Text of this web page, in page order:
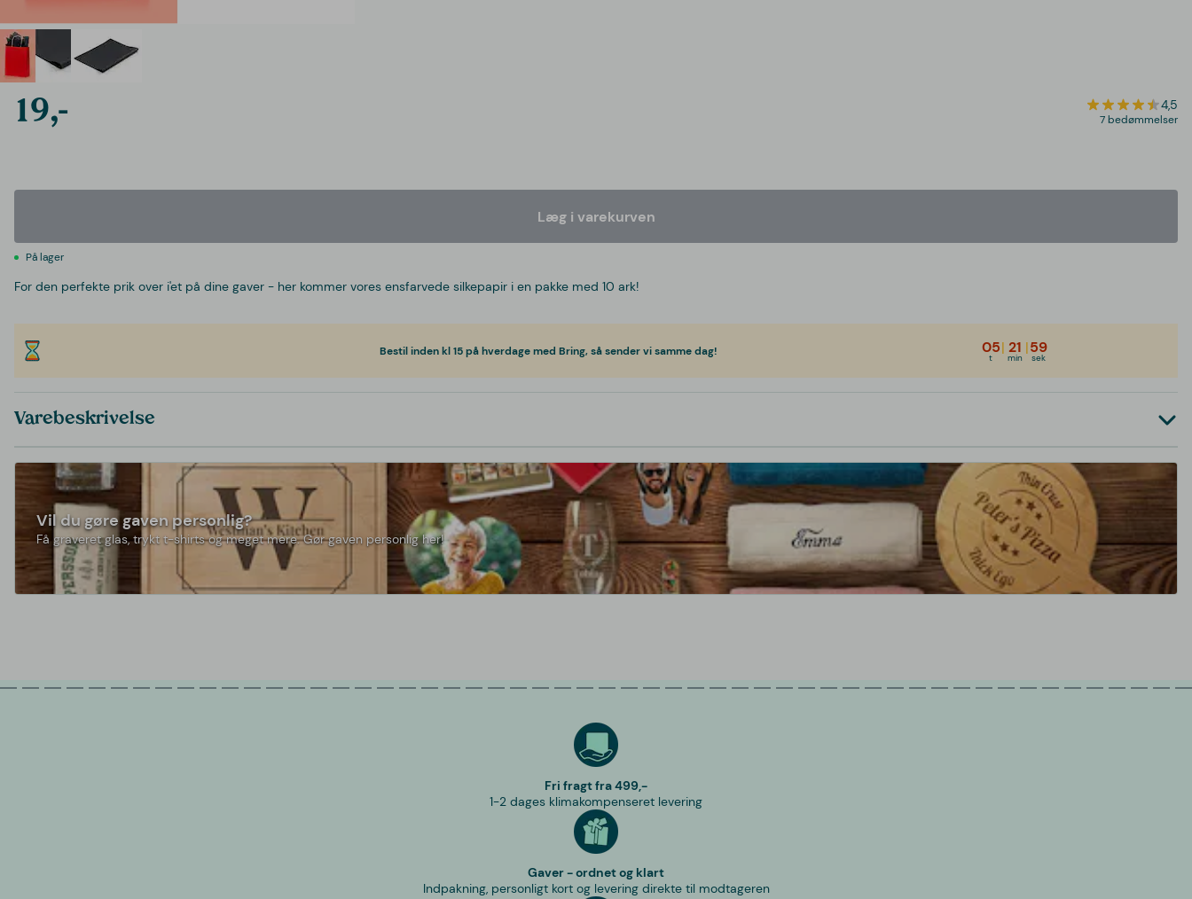
19,- 4,5
7 bedømmelser
Læg i varekurven
På lager
For den perfekte prik over i'et på dine gaver - her kommer vores ensfarvede silkepapir i en pakke med 10 ark!
Bestil inden kl 15 på hverdage med Bring, så sender vi samme dag! 05
t
| 21
min
|59
sek
Varebeskrivelse
Vil du gøre gaven personlig?
Få graveret glas, trykt t-shirts og meget mere. Gør gaven personlig her!
Fri fragt fra 499,-
1-2 dages klimakompenseret levering
Gaver - ordnet og klart
Indpakning, personligt kort og levering direkte til modtageren